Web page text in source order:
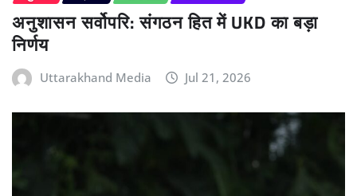
अनुशासन सर्वोपरि: संगठन हित में UKD का बड़ा
निर्णय
Uttarakhand Media Jul 21, 2026